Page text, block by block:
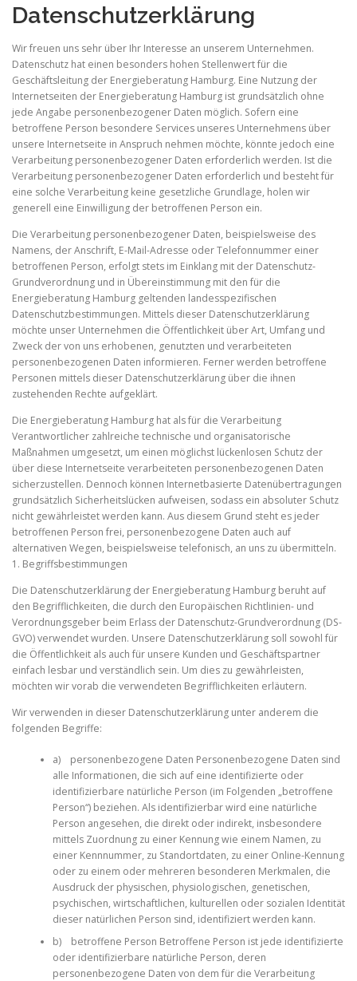
Datenschutzerklärung
Wir freuen uns sehr über Ihr Interesse an unserem Unternehmen.
Datenschutz hat einen besonders hohen Stellenwert für die
Geschäftsleitung der Energieberatung Hamburg. Eine Nutzung der
Internetseiten der Energieberatung Hamburg ist grundsätzlich ohne
jede Angabe personenbezogener Daten möglich. Sofern eine
betroffene Person besondere Services unseres Unternehmens über
unsere Internetseite in Anspruch nehmen möchte, könnte jedoch eine
Verarbeitung personenbezogener Daten erforderlich werden. Ist die
Verarbeitung personenbezogener Daten erforderlich und besteht für
eine solche Verarbeitung keine gesetzliche Grundlage, holen wir
generell eine Einwilligung der betroffenen Person ein.
Die Verarbeitung personenbezogener Daten, beispielsweise des
Namens, der Anschrift, E-Mail-Adresse oder Telefonnummer einer
betroffenen Person, erfolgt stets im Einklang mit der Datenschutz-
Grundverordnung und in Übereinstimmung mit den für die
Energieberatung Hamburg geltenden landesspezifischen
Datenschutzbestimmungen. Mittels dieser Datenschutzerklärung
möchte unser Unternehmen die Öffentlichkeit über Art, Umfang und
Zweck der von uns erhobenen, genutzten und verarbeiteten
personenbezogenen Daten informieren. Ferner werden betroffene
Personen mittels dieser Datenschutzerklärung über die ihnen
zustehenden Rechte aufgeklärt.
Die Energieberatung Hamburg hat als für die Verarbeitung
Verantwortlicher zahlreiche technische und organisatorische
Maßnahmen umgesetzt, um einen möglichst lückenlosen Schutz der
über diese Internetseite verarbeiteten personenbezogenen Daten
sicherzustellen. Dennoch können Internetbasierte Datenübertragungen
grundsätzlich Sicherheitslücken aufweisen, sodass ein absoluter Schutz
nicht gewährleistet werden kann. Aus diesem Grund steht es jeder
betroffenen Person frei, personenbezogene Daten auch auf
alternativen Wegen, beispielsweise telefonisch, an uns zu übermitteln.
1. Begriffsbestimmungen
Die Datenschutzerklärung der Energieberatung Hamburg beruht auf
den Begrifflichkeiten, die durch den Europäischen Richtlinien- und
Verordnungsgeber beim Erlass der Datenschutz-Grundverordnung (DS-
GVO) verwendet wurden. Unsere Datenschutzerklärung soll sowohl für
die Öffentlichkeit als auch für unsere Kunden und Geschäftspartner
einfach lesbar und verständlich sein. Um dies zu gewährleisten,
möchten wir vorab die verwendeten Begrifflichkeiten erläutern.
Wir verwenden in dieser Datenschutzerklärung unter anderem die
folgenden Begriffe:
a) personenbezogene Daten Personenbezogene Daten sind
alle Informationen, die sich auf eine identifizierte oder
identifizierbare natürliche Person (im Folgenden „betroffene
Person“) beziehen. Als identifizierbar wird eine natürliche
Person angesehen, die direkt oder indirekt, insbesondere
mittels Zuordnung zu einer Kennung wie einem Namen, zu
einer Kennnummer, zu Standortdaten, zu einer Online-Kennung
oder zu einem oder mehreren besonderen Merkmalen, die
Ausdruck der physischen, physiologischen, genetischen,
psychischen, wirtschaftlichen, kulturellen oder sozialen Identität
dieser natürlichen Person sind, identifiziert werden kann.
b) betroffene Person Betroffene Person ist jede identifizierte
oder identifizierbare natürliche Person, deren
personenbezogene Daten von dem für die Verarbeitung